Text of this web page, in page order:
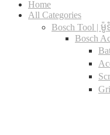
Home
All Categories
Bosch Tool | ម៉ូ
Bosch